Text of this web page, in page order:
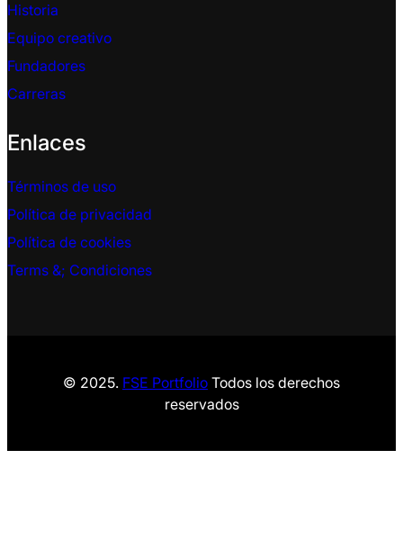
Historia
Equipo creativo
Fundadores
Carreras
Enlaces
Términos de uso
Política de privacidad
Política de cookies
Terms &; Condiciones
© 2025. FSE Portfolio Todos los derechos
reservados